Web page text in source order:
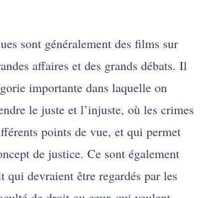
sont généralement des films sur
affaires et des grands débats. Il
importante dans laquelle on
le juste et l’injuste, où les crimes
points de vue, et qui permet
de justice. Ce sont également
qui devraient être regardés par les